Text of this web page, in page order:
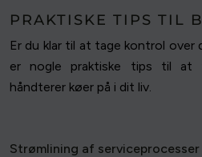
PRAKTISKE TIPS TIL
Er du klar til at tage kontrol over
er nogle praktiske tips til at
håndterer køer på i dit liv.
Strømlining af serviceprocesser